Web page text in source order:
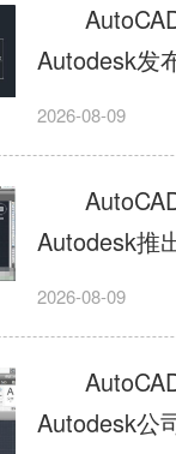
行业工程设
纸标签页、
协同设计交
令行智能纠
理，支持
云扫描数据
DWG图纸
Autodesk发
CAD制图设
绘图工具。
维绘图、图
设计及基础
应用于建筑
造、土木工
多个行业。
畅度与文件
2026-08-09
Autodesk推
图设计软件
建模作业，
械、市政、
业场景。软
2026-08-09
Autodesk公